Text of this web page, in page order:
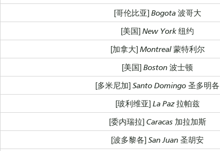
[哥伦比亚] Bogota 波哥大
[美国] New York 纽约
[加拿大] Montreal 蒙特利尔
[美国] Boston 波士顿
[多米尼加] Santo Domingo 圣多明各
[玻利维亚] La Paz 拉帕兹
[委内瑞拉] Caracas 加拉加斯
[波多黎各] San Juan 圣胡安